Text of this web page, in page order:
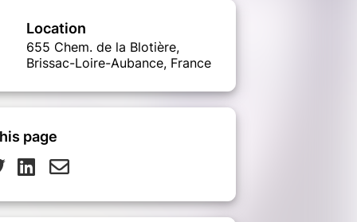
Location
655 Chem. de la Blotière,
Brissac-Loire-Aubance, France
page